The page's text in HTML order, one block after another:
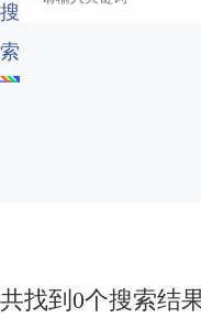
搜
索
共找到0个搜索结